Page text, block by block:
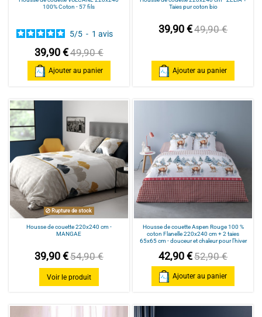
100% Coton - 57 fils
5/5 - 1 avis
39,90 €49,90 €
Ajouter au panier
Taies pur coton bio
39,90 €49,90 €
Ajouter au panier
Rupture de stock
Housse de couette 220x240 cm -
MANGAE
39,90 €54,90 €
Voir le produit
Housse de couette Aspen Rouge 100 %
coton Flanelle 220x240 cm + 2 taies
65x65 cm - douceur et chaleur pour l’hiver
42,90 €52,90 €
Ajouter au panier